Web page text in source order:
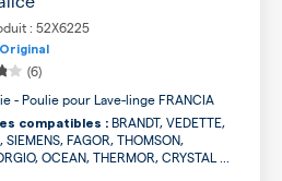
: 52X6225
Original
(6)
- Poulie pour Lave-linge FRANCIA
compatibles : BRANDT, VEDETTE,
SIEMENS, FAGOR, THOMSON,
OCEAN, THERMOR, CRYSTAL ...